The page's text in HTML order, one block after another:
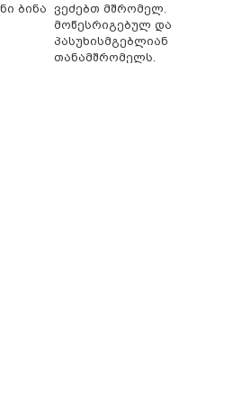
ბინა ვეძებთ მშრომელ.
მოწესრიგებულ და
პასუხისმგებლიან
თანამშრომელს.